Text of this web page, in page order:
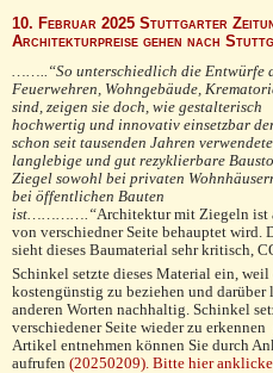
10. Februar 2025 Stuttgarter
Architekturpreise gehen nach
……..“So unterschiedlich die Entwürfe
Feuerwehren, Wohngebäude,
sind, zeigen sie doch, wie gestalterisch
hochwertig und innovativ einsetzbar
schon seit tausenden Jahren
langlebige und gut rezyklierbare
Ziegel sowohl bei privaten
bei öffentlichen Bauten
ist………….“Architektur mit Ziegeln ist
von verschiedner Seite behauptet wird.
sieht dieses Baumaterial sehr kritisch,
Schinkel setzte dieses Material ein,
kostengünstig zu beziehen und
anderen Worten nachhaltig. Schinkel
verschiedener Seite wieder zu
Artikel entnehmen können Sie durch
aufrufen (20250209). Bitte hier